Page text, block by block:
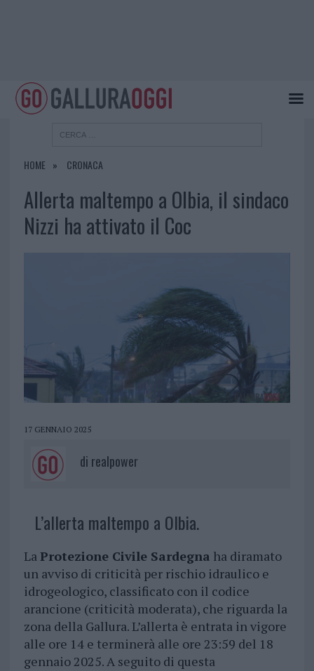
HOME CRONACA
Allerta maltempo a Olbia, il sindaco
Nizzi ha attivato il Coc
17 GENNAIO 2025
di realpower
L’allerta maltempo a Olbia.
LaProtezione Civile Sardegna ha diramato
un avviso di criticità per rischio idraulico e
idrogeologico, classificato con il codice
arancione (criticità moderata), che riguarda la
zona della Gallura. L’allerta è entrata in vigore
alle ore 14 e terminerà alle ore 23:59 del 18
gennaio 2025. A seguito di questa